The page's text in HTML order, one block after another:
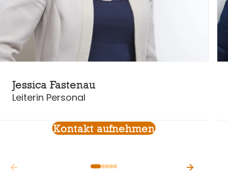
Jessica Fastenau
Leiterin Personal
Kontakt aufnehmen